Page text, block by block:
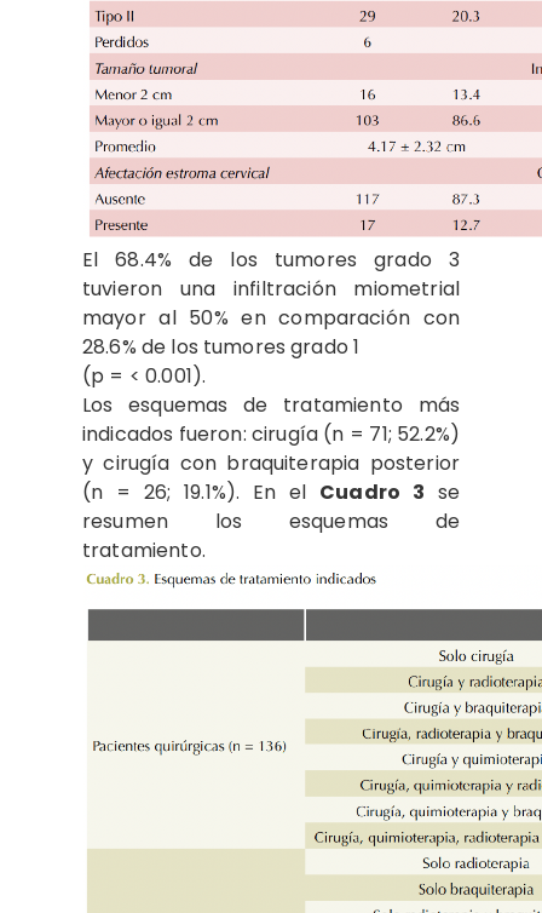
El 68.4% de los tumores grado 3
tuvieron una infiltración miometrial
mayor al 50% en comparación con
28.6% de los tumores grado 1
(p = < 0.001).
Los esquemas de tratamiento más
indicados fueron: cirugía (n = 71; 52.2%)
y cirugía con braquiterapia posterior
(n = 26; 19.1%). En el Cuadro 3 se
resumen los esquemas de
tratamiento.